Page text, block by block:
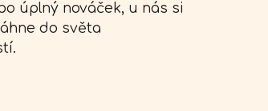
úplný nováček, u nás si
do světa